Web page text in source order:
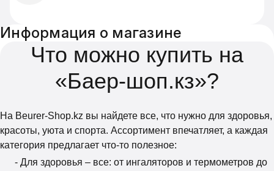
Информация о магазине
Что можно купить на
«Баер-шоп.кз»?
На Beurer-Shop.kz вы найдете все, что нужно для здоровья,
красоты, уюта и спорта. Ассортимент впечатляет, а каждая
категория предлагает что-то полезное:
- Для здоровья – все: от ингаляторов и термометров до